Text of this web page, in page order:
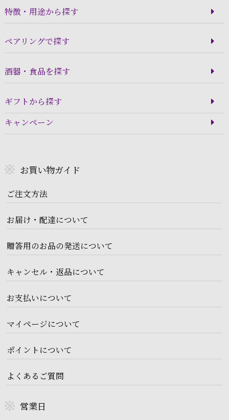
特徴・用途から探す
ペアリングで探す
酒器・食品を探す
ギフトから探す
キャンペーン
お買い物ガイド
ご注文方法
お届け・配達について
贈答用のお品の発送について
キャンセル・返品について
お支払いについて
マイページについて
ポイントについて
よくあるご質問
営業日